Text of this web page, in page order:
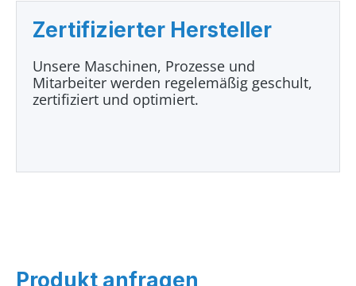
Zertifizierter Hersteller
Unsere Maschinen, Prozesse und
Mitarbeiter werden regelemäßig geschult,
zertifiziert und optimiert.
Produkt anfragen